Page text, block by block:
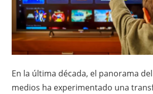
En la última década, el panorama
medios ha experimentado una